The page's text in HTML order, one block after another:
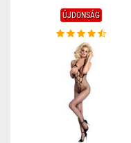
ÚJDONSÁG